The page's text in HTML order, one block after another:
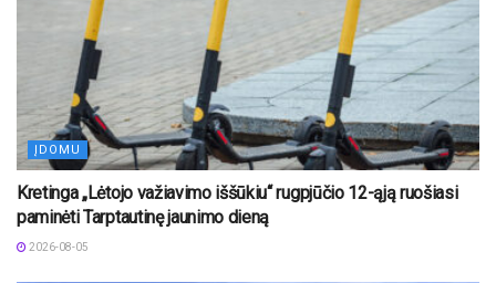
ĮDOMU
Kretinga „Lėtojo važiavimo iššūkiu“ rugpjūčio 12-ąją ruošiasi
paminėti Tarptautinę jaunimo dieną
2026-08-05